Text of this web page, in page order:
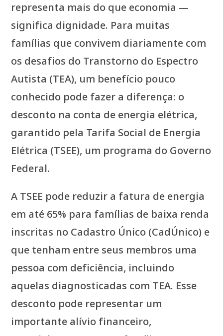
representa mais do que economia —
significa dignidade. Para muitas
famílias que convivem diariamente com
os desafios do Transtorno do Espectro
Autista (TEA), um benefício pouco
conhecido pode fazer a diferença: o
desconto na conta de energia elétrica,
garantido pela Tarifa Social de Energia
Elétrica (TSEE), um programa do Governo
Federal.
A TSEE pode reduzir a fatura de energia
em até 65% para famílias de baixa renda
inscritas no Cadastro Único (CadÚnico) e
que tenham entre seus membros uma
pessoa com deficiência, incluindo
aquelas diagnosticadas com TEA. Esse
desconto pode representar um
importante alívio financeiro,